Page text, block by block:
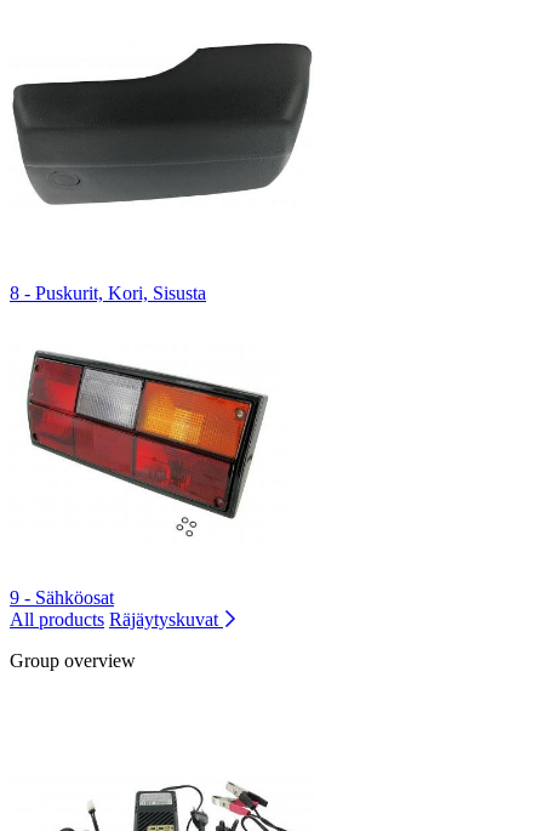
8 - Puskurit, Kori, Sisusta
9 - Sähköosat
All products Räjäytyskuvat
Group overview